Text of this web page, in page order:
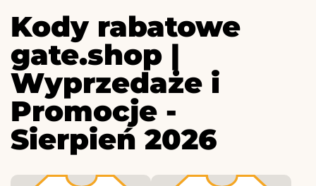
Kody rabatowe
gate.shop |
Wyprzedaże i
Promocje -
Sierpień 2026